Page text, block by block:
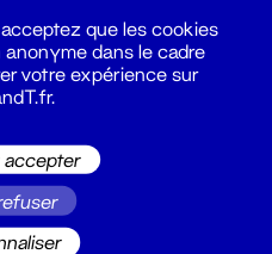
que les cookies
dans le cadre
votre expérience sur
accepter